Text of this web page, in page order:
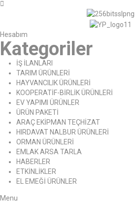
Hesabım
Kategoriler
İŞ İLANLARI
TARIM ÜRÜNLERİ
HAYVANCILIK ÜRÜNLERİ
KOOPERATİF-BİRLİK ÜRÜNLERİ
EV YAPIMI ÜRÜNLER
ÜRÜN PAKETİ
ARAÇ EKİPMAN TEÇHİZAT
HIRDAVAT NALBUR ÜRÜNLERİ
ORMAN ÜRÜNLERİ
EMLAK ARSA TARLA
HABERLER
ETKİNLİKLER
EL EMEĞİ ÜRÜNLER
Menu